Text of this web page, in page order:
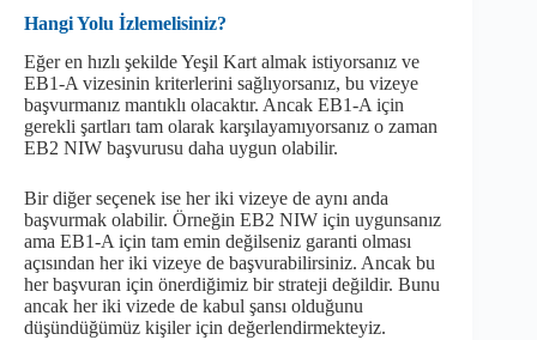
Hangi Yolu İzlemelisiniz?
Eğer en hızlı şekilde Yeşil Kart almak istiyorsanız ve
EB1-A vizesinin kriterlerini sağlıyorsanız, bu vizeye
başvurmanız mantıklı olacaktır. Ancak EB1-A için
gerekli şartları tam olarak karşılayamıyorsanız o zaman
EB2 NIW başvurusu daha uygun olabilir.
Bir diğer seçenek ise her iki vizeye de aynı anda
başvurmak olabilir. Örneğin EB2 NIW için uygunsanız
ama EB1-A için tam emin değilseniz garanti olması
açısından her iki vizeye de başvurabilirsiniz. Ancak bu
her başvuran için önerdiğimiz bir strateji değildir. Bunu
ancak her iki vizede de kabul şansı olduğunu
düşündüğümüz kişiler için değerlendirmekteyiz.